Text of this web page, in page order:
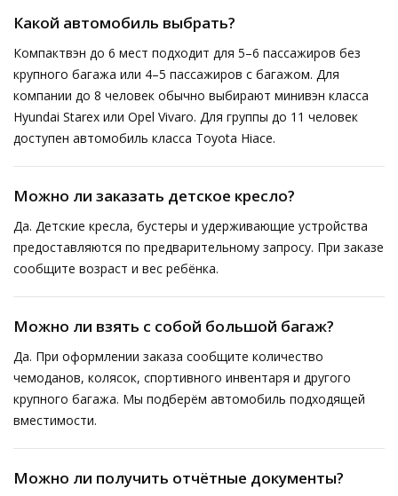
Какой автомобиль выбрать?
Компактвэн до 6 мест подходит для 5–6 пассажиров без
крупного багажа или 4–5 пассажиров с багажом. Для
компании до 8 человек обычно выбирают минивэн класса
Hyundai Starex или Opel Vivaro. Для группы до 11 человек
доступен автомобиль класса Toyota Hiace.
Можно ли заказать детское кресло?
Да. Детские кресла, бустеры и удерживающие устройства
предоставляются по предварительному запросу. При заказе
сообщите возраст и вес ребёнка.
Можно ли взять с собой большой багаж?
Да. При оформлении заказа сообщите количество
чемоданов, колясок, спортивного инвентаря и другого
крупного багажа. Мы подберём автомобиль подходящей
вместимости.
Можно ли получить отчётные документы?